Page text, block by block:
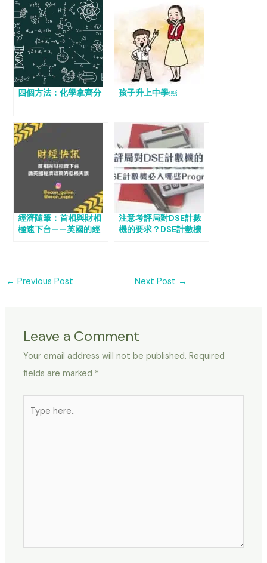
四個方法：化學拿齊分 孩子升上中學￼
經濟隨筆：首相與財相
極速下台——英國的經
注意考評局對DSE計數
機的要求？DSE計數機
← Previous Post Next Post →
Leave a Comment
Your email address will not be published. Required
fields are marked *